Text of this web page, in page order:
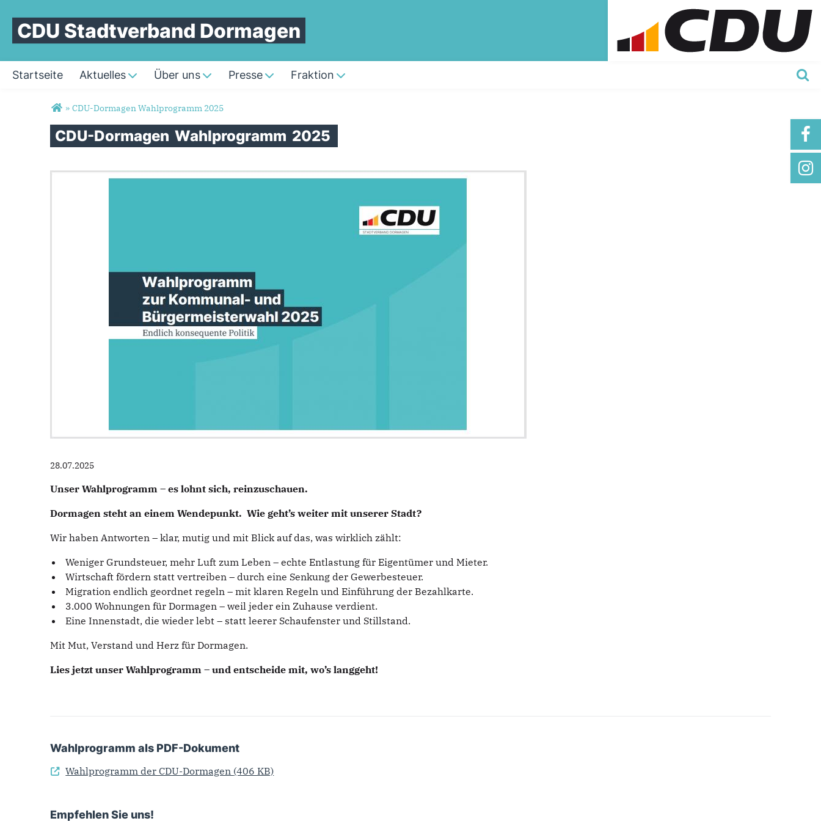
CDU Stadtverband Dormagen
Startseite Aktuelles Über uns Presse Fraktion
Sie sind hier
» CDU-Dormagen Wahlprogramm 2025
CDU-Dormagen Wahlprogramm 2025
28.07.2025
Unser Wahlprogramm – es lohnt sich, reinzuschauen.
Dormagen steht an einem Wendepunkt. Wie geht’s weiter mit unserer Stadt?
Wir haben Antworten – klar, mutig und mit Blick auf das, was wirklich zählt:
Weniger Grundsteuer, mehr Luft zum Leben – echte Entlastung für Eigentümer und Mieter.
Wirtschaft fördern statt vertreiben – durch eine Senkung der Gewerbesteuer.
Migration endlich geordnet regeln – mit klaren Regeln und Einführung der Bezahlkarte.
3.000 Wohnungen für Dormagen – weil jeder ein Zuhause verdient.
Eine Innenstadt, die wieder lebt – statt leerer Schaufenster und Stillstand.
Mit Mut, Verstand und Herz für Dormagen.
Lies jetzt unser Wahlprogramm – und entscheide mit, wo’s langgeht!
Wahlprogramm als PDF-Dokument
Wahlprogramm der CDU-Dormagen (406 KB)
Empfehlen Sie uns!